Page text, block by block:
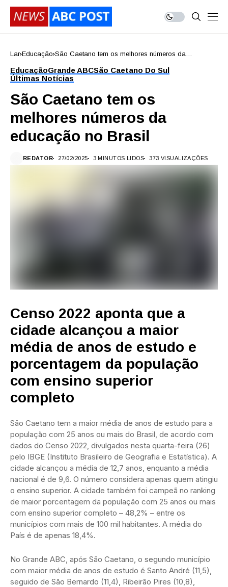
Lar Educação São Caetano tem os melhores números da
EducaçãoGrande ABCSão Caetano Do Sul
Últimas Notícias
São Caetano tem os
melhores números da
educação no Brasil
REDATOR 27/02/2025 3 MINUTOS LIDOS 373 VISUALIZAÇÕES
Censo 2022 aponta que a
cidade alcançou a maior
média de anos de estudo e
porcentagem da população
com ensino superior
completo
São Caetano tem a maior média de anos de estudo para a
população com 25 anos ou mais do Brasil, de acordo com
dados do Censo 2022, divulgados nesta quarta-feira (26)
pelo IBGE (Instituto Brasileiro de Geografia e Estatística). A
cidade alcançou a média de 12,7 anos, enquanto a média
nacional é de 9,6. O número considera apenas quem atingiu
o ensino superior. A cidade também foi campeã no ranking
de maior porcentagem da população com 25 anos ou mais
com ensino superior completo – 48,2% – entre os
municípios com mais de 100 mil habitantes. A média do
País é de apenas 18,4%.
No Grande ABC, após São Caetano, o segundo município
com maior média de anos de estudo é Santo André (11,5),
seguido de São Bernardo (11,4), Ribeirão Pires (10,8),